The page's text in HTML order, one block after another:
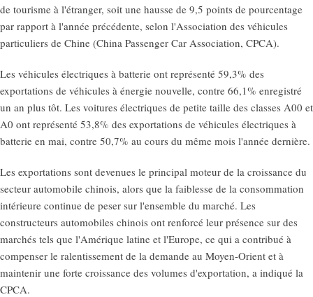
de tourisme à l'étranger, soit une hausse de 9,5 points de pourcentage
par rapport à l'année précédente, selon l'Association des véhicules
particuliers de Chine (China Passenger Car Association, CPCA).
Les véhicules électriques à batterie ont représenté 59,3% des
exportations de véhicules à énergie nouvelle, contre 66,1% enregistré
un an plus tôt. Les voitures électriques de petite taille des classes A00 et
A0 ont représenté 53,8% des exportations de véhicules électriques à
batterie en mai, contre 50,7% au cours du même mois l'année dernière.
Les exportations sont devenues le principal moteur de la croissance du
secteur automobile chinois, alors que la faiblesse de la consommation
intérieure continue de peser sur l'ensemble du marché. Les
constructeurs automobiles chinois ont renforcé leur présence sur des
marchés tels que l'Amérique latine et l'Europe, ce qui a contribué à
compenser le ralentissement de la demande au Moyen-Orient et à
maintenir une forte croissance des volumes d'exportation, a indiqué la
CPCA.